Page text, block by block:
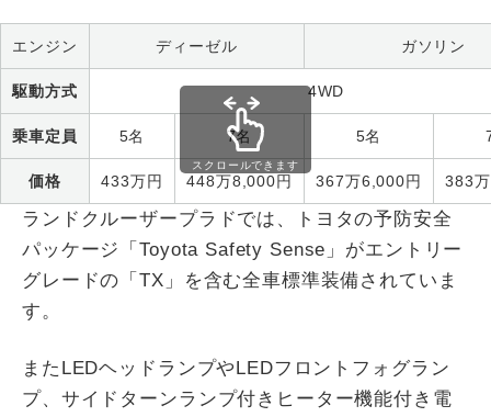
エンジン ディーゼル ガソリン
駆動方式 4WD
乗車定員 5名 7名 5名
価格 433万円 448万8,000円 367万6,000円 383
スクロールできます
ランドクルーザープラドでは、トヨタの予防安全
パッケージ「Toyota Safety Sense」がエントリー
グレードの「TX」を含む全車標準装備されていま
す。
またLEDヘッドランプやLEDフロントフォグラン
プ、サイドターンランプ付きヒーター機能付き電